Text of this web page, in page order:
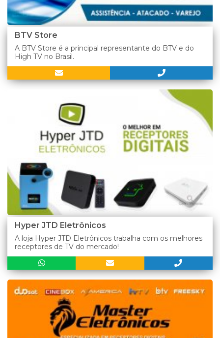
BTV Store
A BTV Store é a principal representante do BTV e do
High TV no Brasil.
Hyper JTD Eletrônicos
A loja Hyper JTD Eletrônicos trabalha com os melhores
receptores de TV do mercado!